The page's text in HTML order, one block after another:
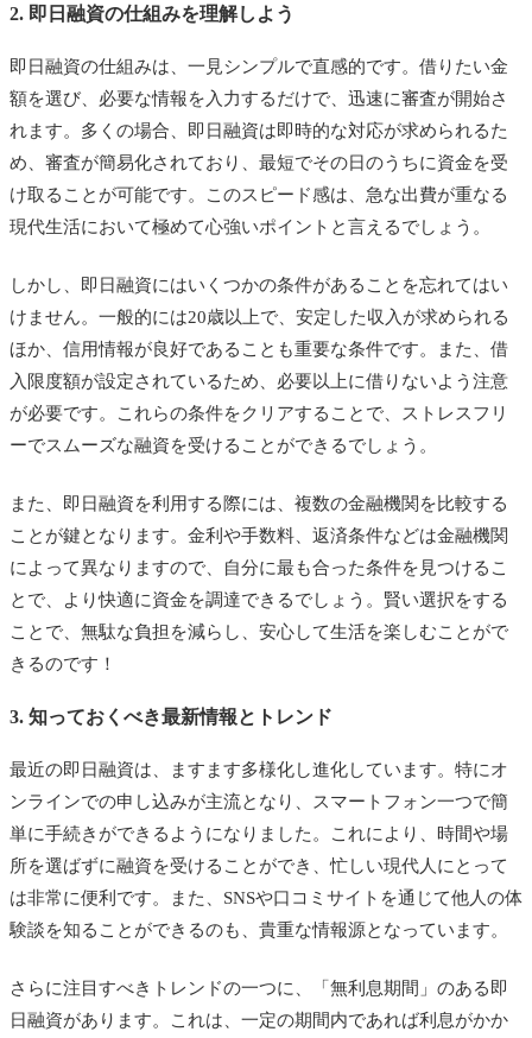
2. 即日融資の仕組みを理解しよう
即日融資の仕組みは、一見シンプルで直感的です。借りたい金
額を選び、必要な情報を入力するだけで、迅速に審査が開始さ
れます。多くの場合、即日融資は即時的な対応が求められるた
め、審査が簡易化されており、最短でその日のうちに資金を受
け取ることが可能です。このスピード感は、急な出費が重なる
現代生活において極めて心強いポイントと言えるでしょう。
しかし、即日融資にはいくつかの条件があることを忘れてはい
けません。一般的には20歳以上で、安定した収入が求められる
ほか、信用情報が良好であることも重要な条件です。また、借
入限度額が設定されているため、必要以上に借りないよう注意
が必要です。これらの条件をクリアすることで、ストレスフリ
ーでスムーズな融資を受けることができるでしょう。
また、即日融資を利用する際には、複数の金融機関を比較する
ことが鍵となります。金利や手数料、返済条件などは金融機関
によって異なりますので、自分に最も合った条件を見つけるこ
とで、より快適に資金を調達できるでしょう。賢い選択をする
ことで、無駄な負担を減らし、安心して生活を楽しむことがで
きるのです！
3. 知っておくべき最新情報とトレンド
最近の即日融資は、ますます多様化し進化しています。特にオ
ンラインでの申し込みが主流となり、スマートフォン一つで簡
単に手続きができるようになりました。これにより、時間や場
所を選ばずに融資を受けることができ、忙しい現代人にとって
は非常に便利です。また、SNSや口コミサイトを通じて他人の体
験談を知ることができるのも、貴重な情報源となっています。
さらに注目すべきトレンドの一つに、「無利息期間」のある即
日融資があります。これは、一定の期間内であれば利息がかか